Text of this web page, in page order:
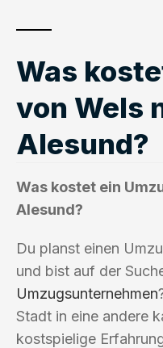
Was
von Wels
Alesund?
Was kostet ein
Alesund?
Du planst einen
und bist auf der
Umzugsunternehmen
Stadt in eine andere
kostspielige